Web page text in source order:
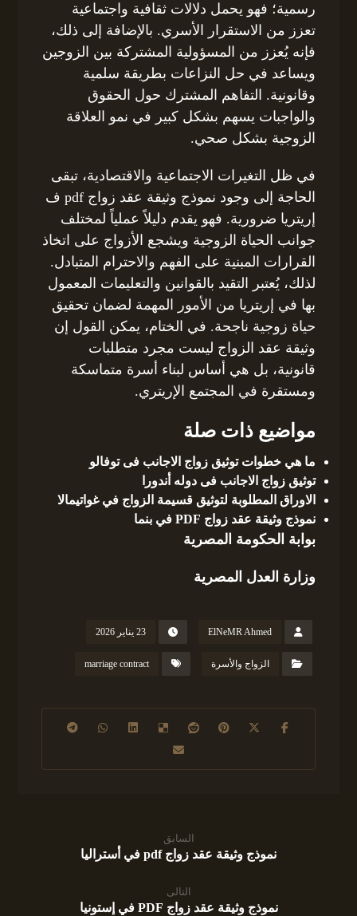
رسمية؛ فهو يحمل دلالات ثقافية واجتماعية
تعزز من الاستقرار الأسري. بالإضافة إلى ذلك،
فإنه يُعزز من المسؤولية المشتركة بين الزوجين
ويساعد في حل النزاعات بطريقة سلمية
وقانونية. التفاهم المشترك حول الحقوق
والواجبات يسهم بشكل كبير في نمو العلاقة
الزوجية بشكل صحي.
في ظل التغيرات الاجتماعية والاقتصادية، تبقى
الحاجة إلى وجود نموذج وثيقة عقد زواج pdf ف
إريتريا ضرورية. فهو يقدم دليلاً عملياً لمختلف
جوانب الحياة الزوجية ويشجع الأزواج على اتخاذ
القرارات المبنية على الفهم والاحترام المتبادل.
لذلك، يُعتبر التقيد بالقوانين والتعليمات المعمول
بها في إريتريا من الأمور المهمة لضمان تحقيق
حياة زوجية ناجحة. في الختام، يمكن القول إن
وثيقة عقد الزواج ليست مجرد متطلبات
قانونية، بل هي أساس لبناء أسرة متماسكة
ومستقرة في المجتمع الإريتري.
مواضيع ذات صلة
ما هي خطوات توثيق زواج الاجانب فى توفالو
توثيق زواج الاجانب فى دوله أندورا
الاوراق المطلوبة لتوثيق قسيمة الزواج في غواتيمالا
نموذج وثيقة عقد زواج PDF في بنما
بوابة الحكومة المصرية
وزارة العدل المصرية
ElNeMR Ahmed 23 يناير 2026
الزواج والأسرة marriage contract
السابق
نموذج وثيقة عقد زواج pdf في أستراليا
التالى
نموذج وثيقة عقد زواج PDF في إستونيا